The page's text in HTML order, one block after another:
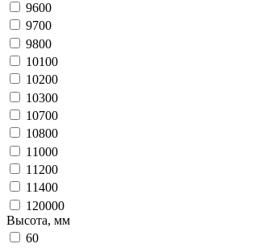
9600
9700
9800
10100
10200
10300
10700
10800
11000
11200
11400
120000
Высота, мм
60